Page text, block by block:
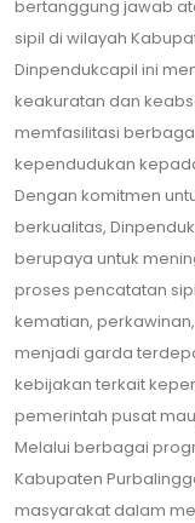
bertanggung jawab
sipil di wilayah
Dinpendukcapil ini
keakuratan dan
memfasilitasi
kependudukan
Dengan komitmen
berkualitas,
berupaya untuk
proses pencatatan
kematian,
menjadi garda
kebijakan terkait
pemerintah pusat
Melalui berbagai
Kabupaten
masyarakat dalam